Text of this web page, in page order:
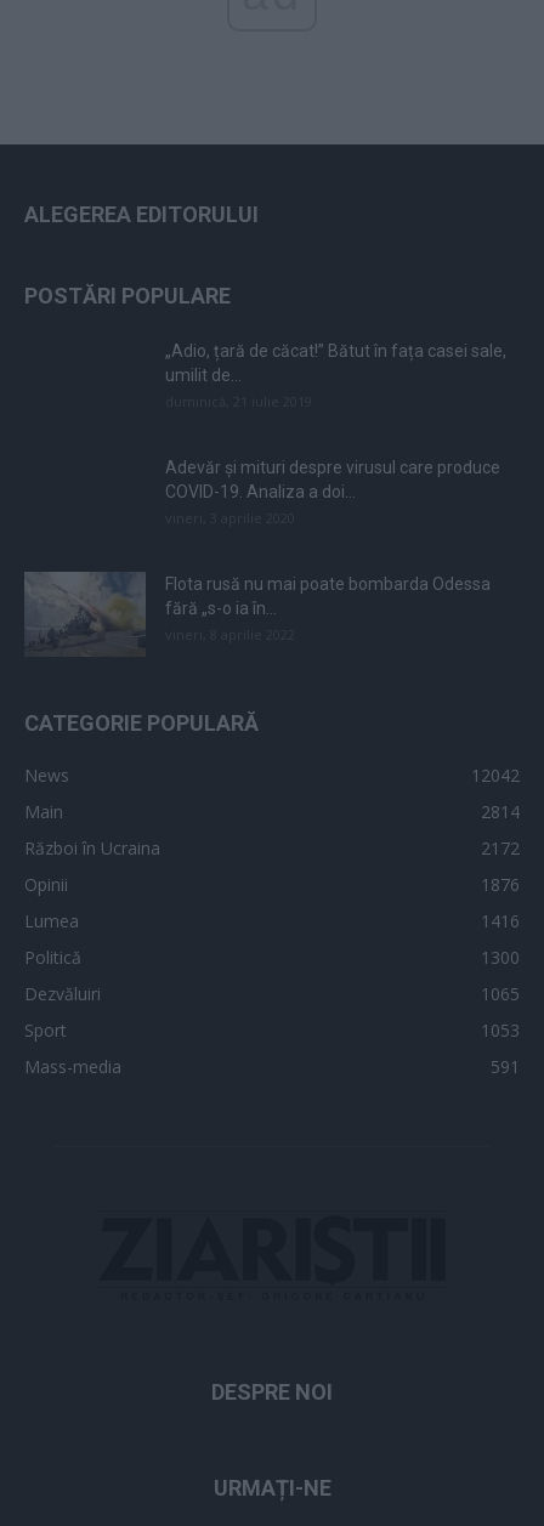
ALEGEREA EDITORULUI
POSTĂRI POPULARE
„Adio, țară de căcat!” Bătut în fața casei sale,
umilit de...
Adevăr și mituri despre virusul care produce
COVID-19. Analiza a doi...
Flota rusă nu mai poate bombarda Odessa
fără „s-o ia în...
CATEGORIE POPULARĂ
News
12042
Main
2814
Război în Ucraina
2172
Opinii
1876
Lumea
1416
Politică
1300
Dezvăluiri
1065
Sport
1053
Mass-media
591
DESPRE NOI
URMAȚI-NE